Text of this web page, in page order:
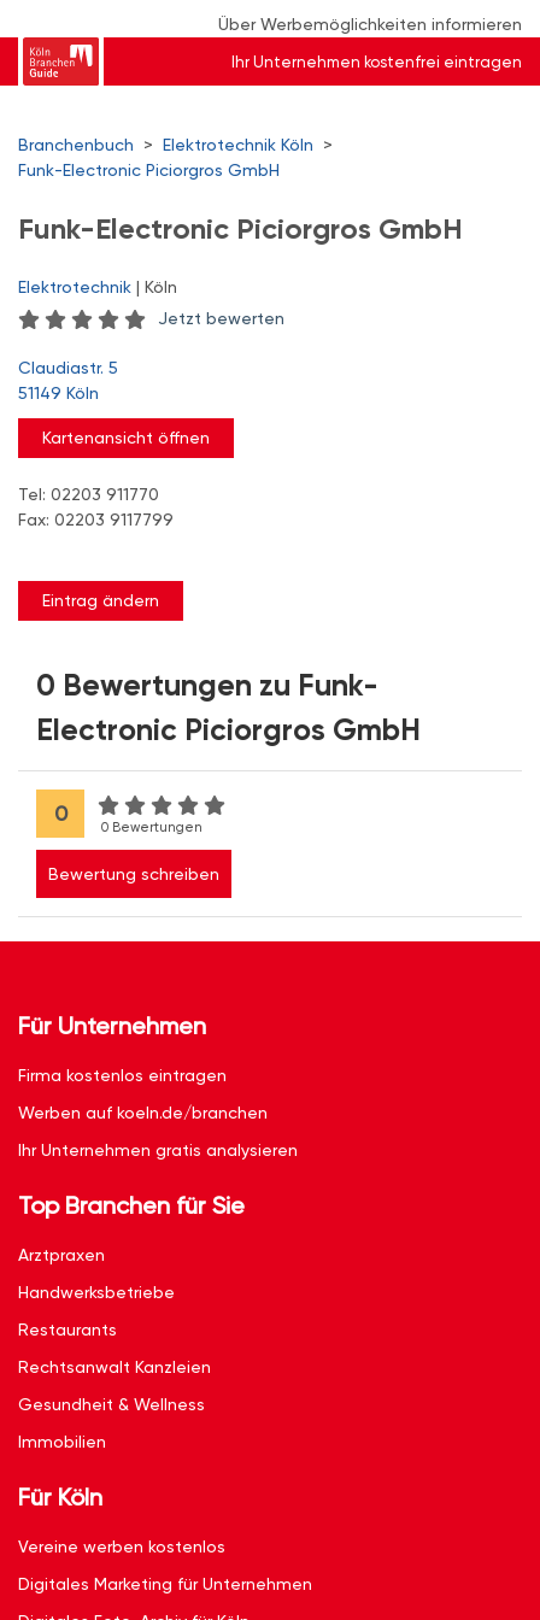
Über Werbemöglichkeiten informieren
Ihr Unternehmen kostenfrei eintragen
Branchenbuch > Elektrotechnik Köln
>
Funk-Electronic Piciorgros GmbH
Funk-Electronic Piciorgros GmbH
Elektrotechnik | Köln
Jetzt bewerten
Claudiastr. 5
51149 Köln
Kartenansicht öffnen
Tel: 02203 911770
Fax: 02203 9117799
Eintrag ändern
0 Bewertungen zu Funk-
Electronic Piciorgros GmbH
0
0 Bewertungen
Bewertung schreiben
Für Unternehmen
Firma kostenlos eintragen
Werben auf koeln.de/branchen
Ihr Unternehmen gratis analysieren
Top Branchen für Sie
Arztpraxen
Handwerksbetriebe
Restaurants
Rechtsanwalt Kanzleien
Gesundheit & Wellness
Immobilien
Für Köln
Vereine werben kostenlos
Digitales Marketing für Unternehmen